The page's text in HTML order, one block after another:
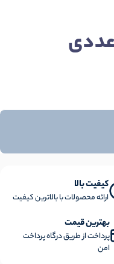
کیفیت بالا
ارائه محصولات با بالاترین کیفیت
بهترین قیمت
پرداخت از طریق درگاه پرداخت
امن